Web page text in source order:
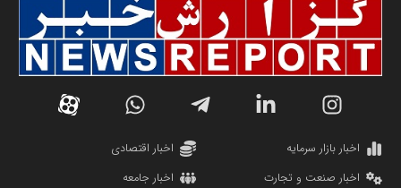
اخبار بازار سرمایه
اخبار اقتصادی
اخبار صنعت و تجارت
اخبار جامعه